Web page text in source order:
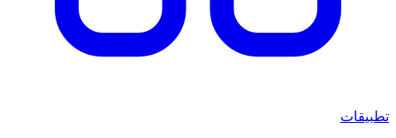
تطبيقات